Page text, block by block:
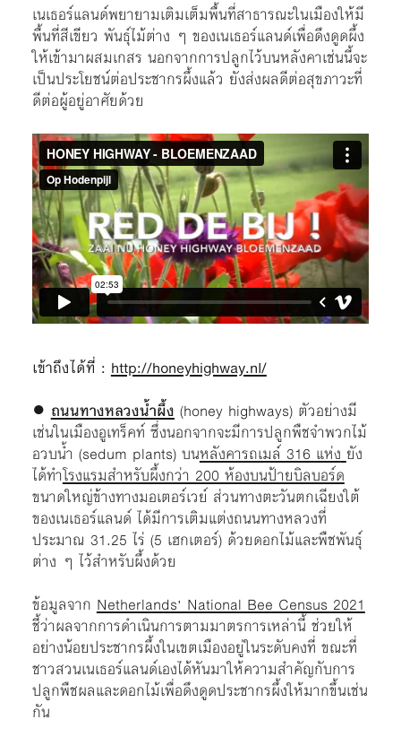
เนเธอร์แลนด์พยายามเติมเต็มพื้นที่สาธารณะในเมืองให้มี
พื้นที่สีเขียว พันธุ์ไม้ต่าง ๆ ของเนเธอร์แลนด์เพื่อดึงดูดผึ้ง
ให้เข้ามาผสมเกสร นอกจากการปลูกไว้บนหลังคาเช่นนี้จะ
เป็นประโยชน์ต่อประชากรผึ้งแล้ว ยังส่งผลดีต่อสุขภาวะที่
ดีต่อผู้อยู่อาศัยด้วย
เข้าถึงได้ที่ : http://honeyhighway.nl/
● ถนนทางหลวงน้ำผึ้ง (honey highways) ตัวอย่างมี
เช่นในเมืองอูเทร็คท์ ซึ่งนอกจากจะมีการปลูกพืชจำพวกไม้
อวบน้ำ (sedum plants) บนหลังคารถเมล์ 316 แห่ง ยัง
ได้ทำโรงแรมสำหรับผึ้งกว่า 200 ห้องบนป้ายบิลบอร์ด
ขนาดใหญ่ข้างทางมอเตอร์เวย์ ส่วนทางตะวันตกเฉียงใต้
ของเนเธอร์แลนด์ ได้มีการเติมแต่งถนนทางหลวงที่
ประมาณ 31.25 ไร่ (5 เฮกเตอร์) ด้วยดอกไม้และพืชพันธุ์
ต่าง ๆ ไว้สำหรับผึ้งด้วย
ข้อมูลจาก Netherlands’ National Bee Census 2021
ชี้ว่าผลจากการดำเนินการตามมาตรการเหล่านี้ ช่วยให้
อย่างน้อยประชากรผึ้งในเขตเมืองอยู่ในระดับคงที่ ขณะที่
ชาวสวนเนเธอร์แลนด์เองได้หันมาให้ความสำคัญกับการ
ปลูกพืชผลและดอกไม้เพื่อดึงดูดประชากรผึ้งให้มากขึ้นเช่น
กัน